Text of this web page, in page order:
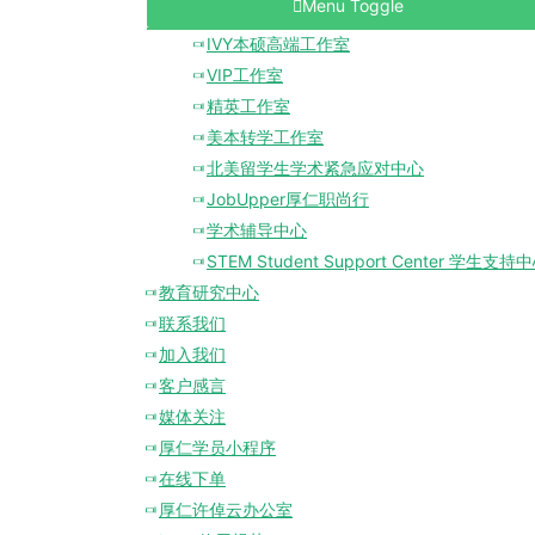
Menu Toggle
IVY本硕高端工作室
VIP工作室
精英工作室
美本转学工作室
北美留学生学术紧急应对中心
JobUpper厚仁职尚行
学术辅导中心
STEM Student Support Center 学生支持
教育研究中心
联系我们
加入我们
客户感言
媒体关注
厚仁学员小程序
在线下单
厚仁许倬云办公室